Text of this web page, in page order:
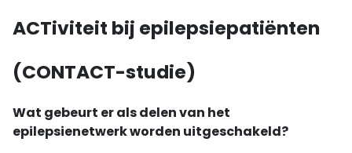
ACTiviteit bij epilepsiepatiënten
(CONTACT-studie)
Wat gebeurt er als delen van het
epilepsienetwerk worden uitgeschakeld?